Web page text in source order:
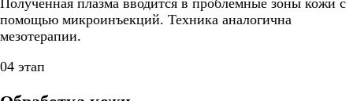
помощью микроинъекций. Техника аналогична
мезотерапии.
04 этап